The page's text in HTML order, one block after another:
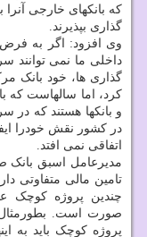
که بانکهای خارجی
گذاری بپذیرند.
وی افزود: اگر به فرض
داخلی ما نمی توانند
گذاری ها، خود بانک
کرد، اما سالهاست که
و بانکها هستند که در
در کشور نقش خودرا
اتفاقی نمی افتد.
مدیرعامل اسبق بانک
تامین مالی متفاوتی
چندین پروژه کوچک
صورت است. بطورمثال
پروژه کوچک باید به